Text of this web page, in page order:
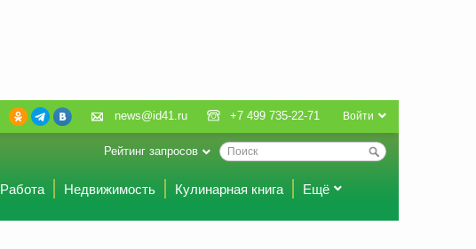
Войти
news@id41.ru +7 499 735-22-71
Рейтинг запросов
Работа Недвижимость Кулинарная книга Ещё